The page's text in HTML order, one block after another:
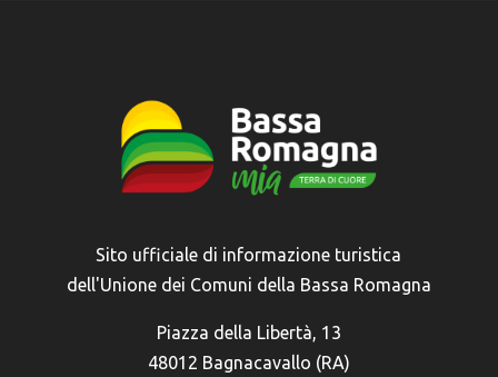
Sito ufficiale di informazione turistica
dell'Unione dei Comuni della Bassa Romagna
Piazza della Libertà, 13
48012 Bagnacavallo (RA)